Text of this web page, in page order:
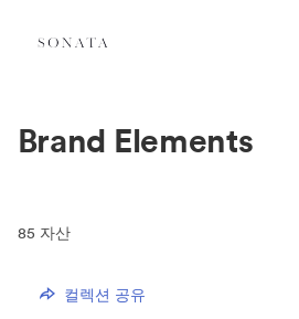
Brand Elements
85 자산
컬렉션 공유